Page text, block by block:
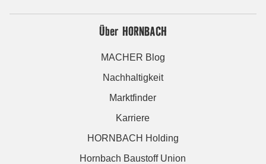
Über HORNBACH
MACHER Blog
Nachhaltigkeit
Marktfinder
Karriere
HORNBACH Holding
Hornbach Baustoff Union